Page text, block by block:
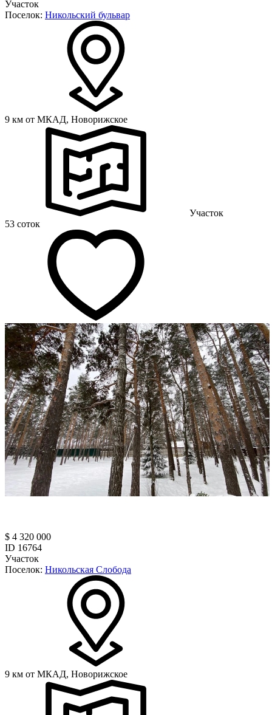
Участок
Поселок: Никольский бульвар
9 км от МКАД, Новорижское
Участок
53 соток
$ 4 320 000
ID 16764
Участок
Поселок: Никольская Слобода
9 км от МКАД, Новорижское